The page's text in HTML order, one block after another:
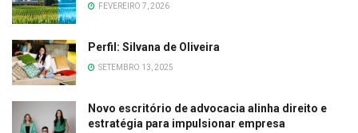
FEVEREIRO 7, 2026
Perfil: Silvana de Oliveira
SETEMBRO 13, 2025
Novo escritório de advocacia alinha direito e
estratégia para impulsionar empresa